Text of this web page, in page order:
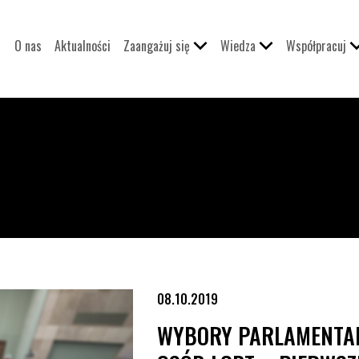
O nas Aktualności Zaangażuj się Wiedza Współpracuj
08.10.2019
WYBORY
– pierwsze wyniki monitoringu